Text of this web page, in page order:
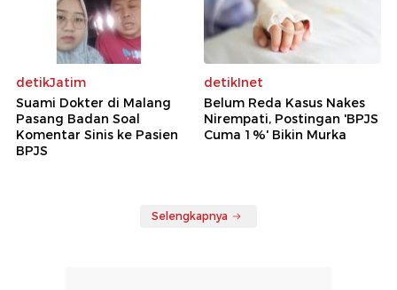
detikJatim
Suami Dokter di Malang
Pasang Badan Soal
Komentar Sinis ke Pasien
BPJS
detikInet
Belum Reda Kasus Nakes
Nirempati, Postingan 'BPJS
Cuma 1%' Bikin Murka
Selengkapnya